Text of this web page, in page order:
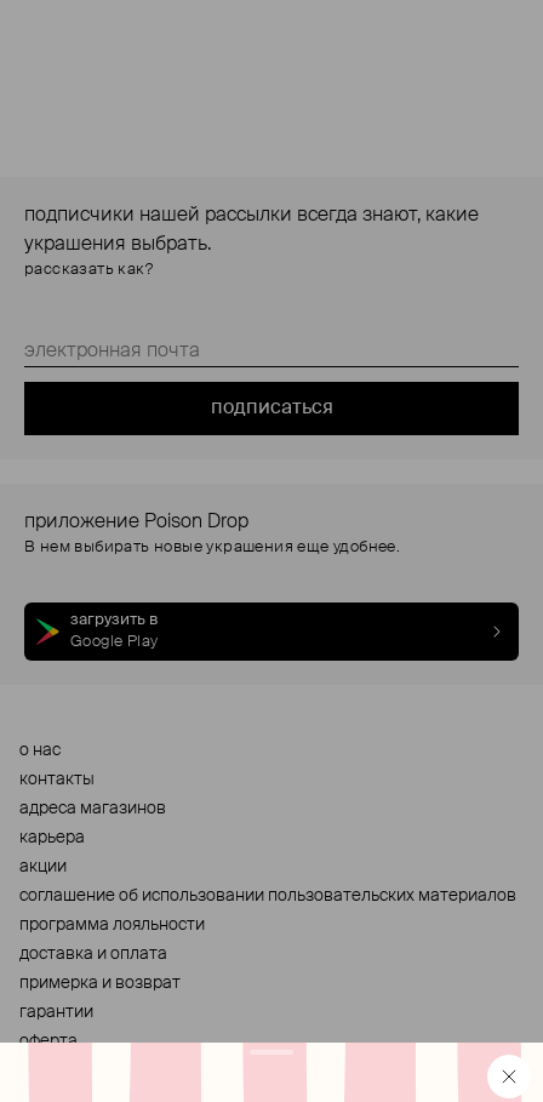
подписчики нашей рассылки всегда знают, какие
украшения выбрать.
рассказать как?
подписаться
приложение Poison Drop
В нем выбирать новые украшения еще удобнее.
загрузить в
Google Play
о нас
контакты
адреса магазинов
карьера
акции
cоглашение об использовании пользовательских материалов
программа лояльности
доставка и оплата
примерка и возврат
гарантии
оферта